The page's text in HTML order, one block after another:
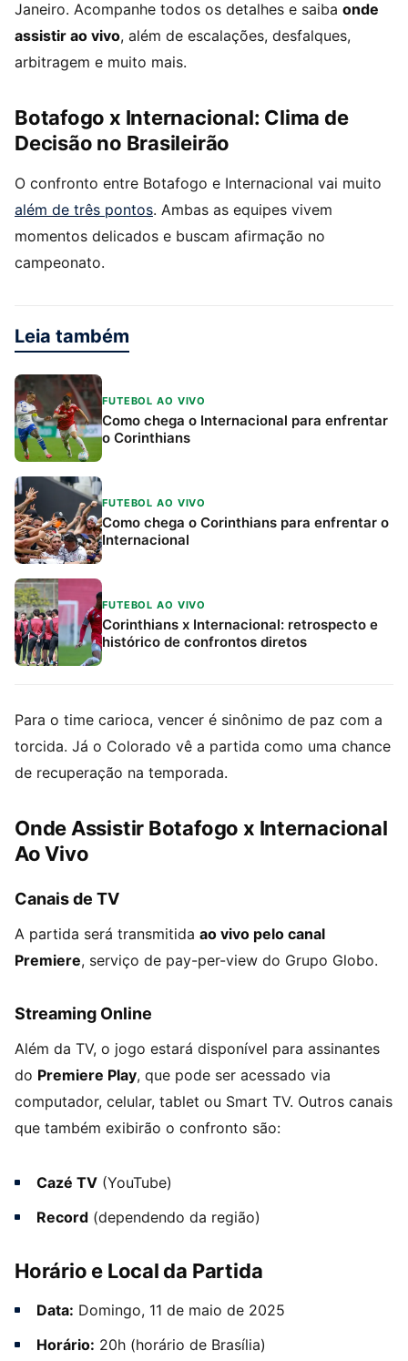
Janeiro. Acompanhe todos os detalhes e saiba onde
assistir ao vivo, além de escalações, desfalques,
arbitragem e muito mais.
Botafogo x Internacional: Clima de
Decisão no Brasileirão
O confronto entre Botafogo e Internacional vai muito
além de três pontos. Ambas as equipes vivem
momentos delicados e buscam afirmação no
campeonato.
Leia também
FUTEBOL AO VIVO
Como chega o Internacional para enfrentar
o Corinthians
FUTEBOL AO VIVO
Como chega o Corinthians para enfrentar o
Internacional
FUTEBOL AO VIVO
Corinthians x Internacional: retrospecto e
histórico de confrontos diretos
Para o time carioca, vencer é sinônimo de paz com a
torcida. Já o Colorado vê a partida como uma chance
de recuperação na temporada.
Onde Assistir Botafogo x Internacional
Ao Vivo
Canais de TV
A partida será transmitida ao vivo pelo canal
Premiere, serviço de pay-per-view do Grupo Globo.
Streaming Online
Além da TV, o jogo estará disponível para assinantes
do Premiere Play, que pode ser acessado via
computador, celular, tablet ou Smart TV. Outros canais
que também exibirão o confronto são:
Cazé TV (YouTube)
Record (dependendo da região)
Horário e Local da Partida
Data: Domingo, 11 de maio de 2025
Horário: 20h (horário de Brasília)